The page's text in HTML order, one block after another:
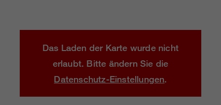
Das Laden der Karte wurde nicht
erlaubt. Bitte ändern Sie die
Datenschutz-Einstellungen.